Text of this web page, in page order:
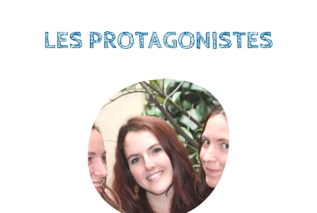
LES PROTAGONISTES